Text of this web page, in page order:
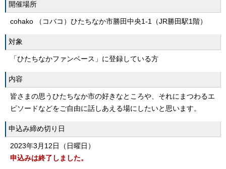
開催場所
cohako （コバコ）ひたちなか市勝田中央1-1（JR勝田駅1階）
対象
「ひたちなかファンベース」に登録している方
内容
皆さまの思うひたちなか市の好きなところや、それにまつわるエ
ピソードなどをご自由に話しあえる場にしたいと思います。
申込み締め切り日
2023年3月12日（日曜日）
申込みは終了しました。